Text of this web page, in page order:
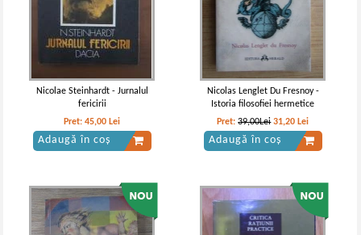
Nicolae Steinhardt - Jurnalul
fericirii
Pret:45,00 Lei
Adaugă în coș
Nicolas Lenglet Du Fresnoy -
Istoria filosofiei hermetice
Pret:39,00Lei 31,20 Lei
Adaugă în coș